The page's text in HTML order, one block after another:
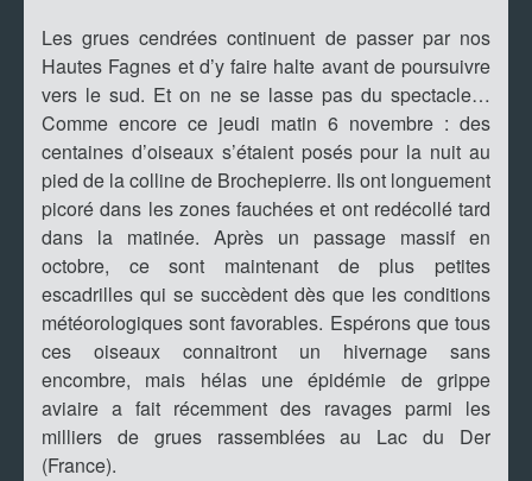
Les grues cendrées continuent de passer par nos
Hautes Fagnes et d’y faire halte avant de poursuivre
vers le sud. Et on ne se lasse pas du spectacle…
Comme encore ce jeudi matin 6 novembre : des
centaines d’oiseaux s’étaient posés pour la nuit au
pied de la colline de Brochepierre. Ils ont longuement
picoré dans les zones fauchées et ont redécollé tard
dans la matinée. Après un passage massif en
octobre, ce sont maintenant de plus petites
escadrilles qui se succèdent dès que les conditions
météorologiques sont favorables. Espérons que tous
ces oiseaux connaitront un hivernage sans
encombre, mais hélas une épidémie de grippe
aviaire a fait récemment des ravages parmi les
milliers de grues rassemblées au Lac du Der
(France).